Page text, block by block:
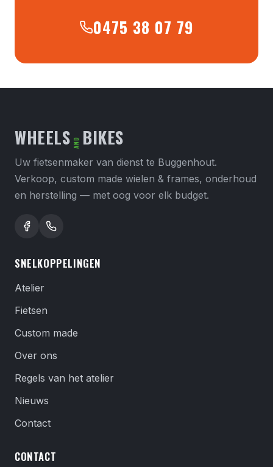
0475 38 07 79
WHEELS AND BIKES
Uw fietsenmaker van dienst te Buggenhout.
Verkoop, custom made wielen & frames, onderhoud
en herstelling — met oog voor elk budget.
SNELKOPPELINGEN
Atelier
Fietsen
Custom made
Over ons
Regels van het atelier
Nieuws
Contact
CONTACT